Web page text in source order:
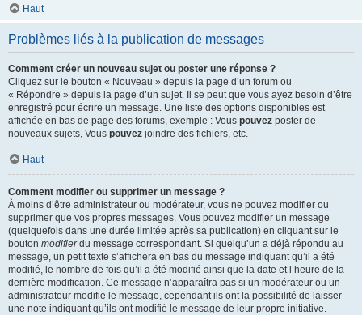
Haut
Problèmes liés à la publication de messages
Comment créer un nouveau sujet ou poster une réponse ?
Cliquez sur le bouton « Nouveau » depuis la page d’un forum ou
« Répondre » depuis la page d’un sujet. Il se peut que vous ayez besoin d’être
enregistré pour écrire un message. Une liste des options disponibles est
affichée en bas de page des forums, exemple : Vous pouvez poster de
nouveaux sujets, Vous pouvez joindre des fichiers, etc.
Haut
Comment modifier ou supprimer un message ?
À moins d’être administrateur ou modérateur, vous ne pouvez modifier ou
supprimer que vos propres messages. Vous pouvez modifier un message
(quelquefois dans une durée limitée après sa publication) en cliquant sur le
bouton modifierdu message correspondant. Si quelqu’un a déjà répondu au
message, un petit texte s’affichera en bas du message indiquant qu’il a été
modifié, le nombre de fois qu’il a été modifié ainsi que la date et l’heure de la
dernière modification. Ce message n’apparaîtra pas si un modérateur ou un
administrateur modifie le message, cependant ils ont la possibilité de laisser
une note indiquant qu’ils ont modifié le message de leur propre initiative.